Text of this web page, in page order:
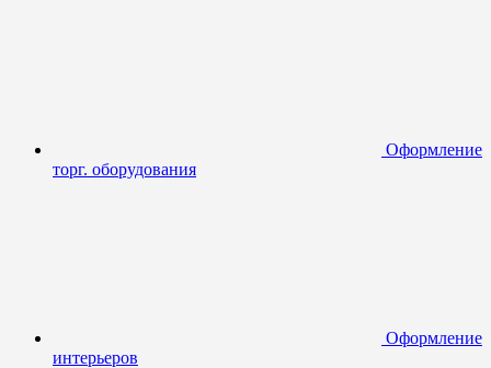
Оформление
торг. оборудования
Оформление
интерьеров